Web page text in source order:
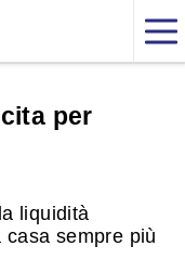
per
liquidità
sempre più